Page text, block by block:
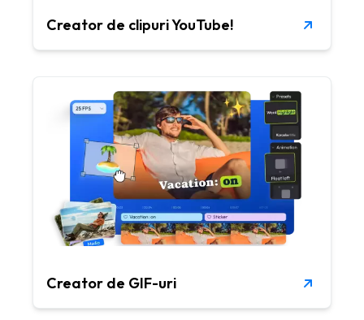
Creator de clipuri YouTube!
Creator de GIF-uri